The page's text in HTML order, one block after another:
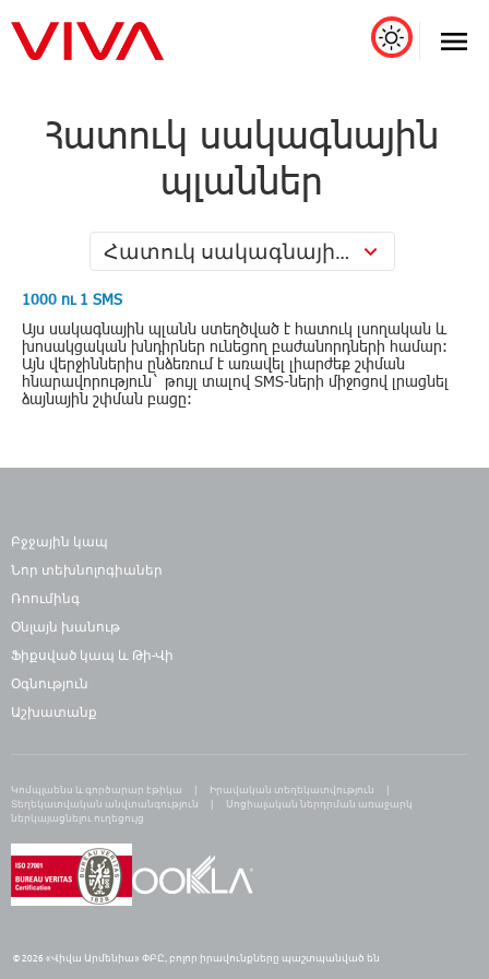
Հատուկ սակագնային
պլաններ
Հատուկ սակագնային պլաններ
1000 ու 1 SMS
Այս սակագնային պլանն ստեղծված է հատուկ լսողական և
խոսակցական խնդիրներ ունեցող բաժանորդների համար:
Այն վերջիններիս ընձեռում է առավել լիարժեք շփման
հնարավորություն` թույլ տալով SMS-ների միջոցով լրացնել
ձայնային շփման բացը:
Բջջային կապ
Նոր տեխնոլոգիաներ
Ռոումինգ
Օնլայն խանութ
Ֆիքսված կապ և Թի-Վի
Օգնություն
Աշխատանք
Կոմպլաենս և գործարար էթիկա
Իրավական տեղեկատվություն
Տեղեկատվական անվտանգություն
Սոցիալական ներդրման առաջարկ
ներկայացնելու ուղեցույց
© 2026 «Վիվա Արմենիա» ՓԲԸ, բոլոր իրավունքները պաշտպանված են